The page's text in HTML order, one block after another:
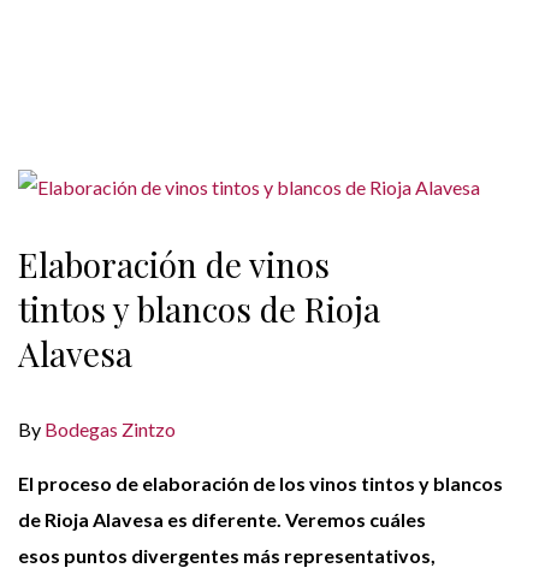
Elaboración de vinos
tintos y blancos de Rioja
Alavesa
By Bodegas Zintzo
El proceso de elaboración de los vinos tintos y blancos
de Rioja Alavesa es diferente. Veremos cuáles
esos puntos divergentes más representativos,